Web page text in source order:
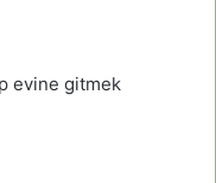
evine gitmek